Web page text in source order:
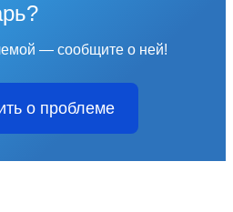
— сообщите о ней!
о проблеме